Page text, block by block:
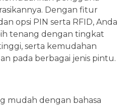
Dengan fitur
opsi PIN serta RFID, Anda
tenang dengan tingkat
serta kemudahan
pada berbagai jenis pintu.
mudah dengan bahasa